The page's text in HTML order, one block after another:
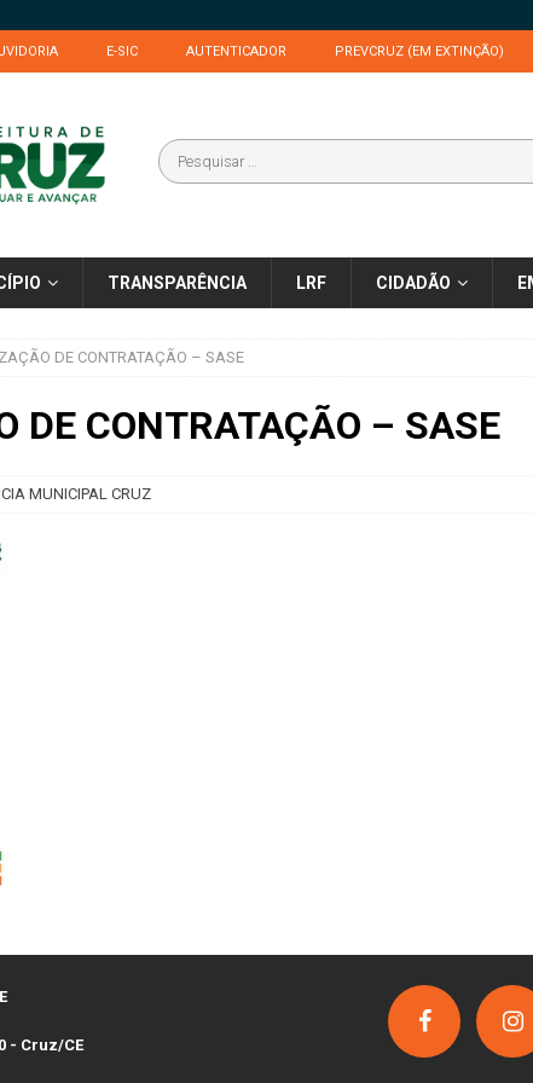
E-SIC AUTENTICADOR PREVCRUZ (EM EXTINÇÃO)
TRANSPARÊNCIA LRF CIDADÃO
DE CONTRATAÇÃO – SASE
DE CONTRATAÇÃO – SASE
MUNICIPAL CRUZ
- Cruz/CE